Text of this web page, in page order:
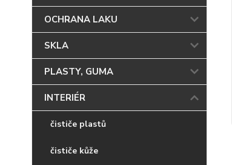
OCHRANA LAKU
SKLA
PLASTY, GUMA
INTERIÉR
čističe plastů
čističe kůže